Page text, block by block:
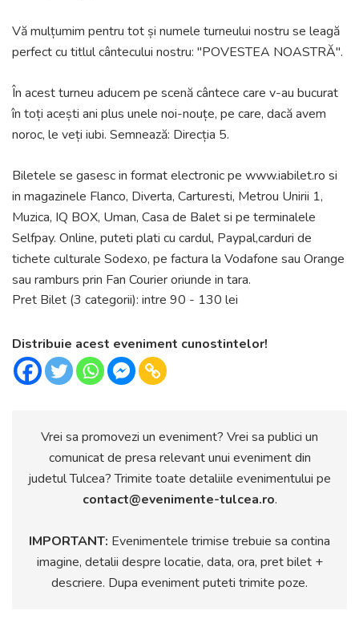
Vă mulțumim pentru tot și numele turneului nostru se leagă
perfect cu titlul cântecului nostru: "POVESTEA NOASTRĂ".
În acest turneu aducem pe scenă cântece care v-au bucurat
în toți acești ani plus unele noi-nouțe, pe care, dacă avem
noroc, le veți iubi. Semnează: Direcția 5.
Biletele se gasesc in format electronic pe www.iabilet.ro si
in magazinele Flanco, Diverta, Carturesti, Metrou Unirii 1,
Muzica, IQ BOX, Uman, Casa de Balet si pe terminalele
Selfpay. Online, puteti plati cu cardul, Paypal,carduri de
tichete culturale Sodexo, pe factura la Vodafone sau Orange
sau ramburs prin Fan Courier oriunde in tara.
Pret Bilet (3 categorii): intre 90 - 130 lei
Distribuie acest eveniment cunostintelor!
Vrei sa promovezi un eveniment? Vrei sa publici un
comunicat de presa relevant unui eveniment din
judetul Tulcea? Trimite toate detaliile evenimentului pe
contact@evenimente-tulcea.ro.
IMPORTANT: Evenimentele trimise trebuie sa contina
imagine, detalii despre locatie, data, ora, pret bilet +
descriere. Dupa eveniment puteti trimite poze.